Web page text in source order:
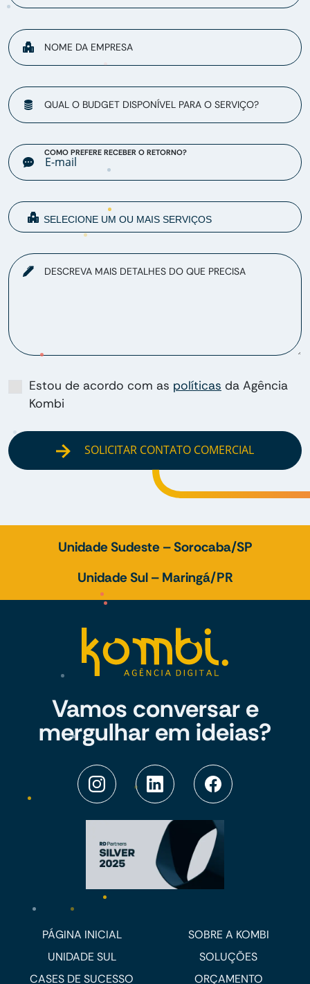
NOME DA EMPRESA
QUAL O BUDGET DISPONÍVEL PARA O SERVIÇO?
COMO PREFERE RECEBER O RETORNO?
DESCREVA MAIS DETALHES DO QUE PRECISA
Estou de acordo com as políticas da Agência
Kombi
SOLICITAR CONTATO COMERCIAL
Unidade Sudeste – Sorocaba/SP
Unidade Sul – Maringá/PR
Vamos conversar e
mergulhar em ideias?
PÁGINA INICIAL
SOBRE A KOMBI
UNIDADE SUL
SOLUÇÕES
CASES DE SUCESSO
ORÇAMENTO